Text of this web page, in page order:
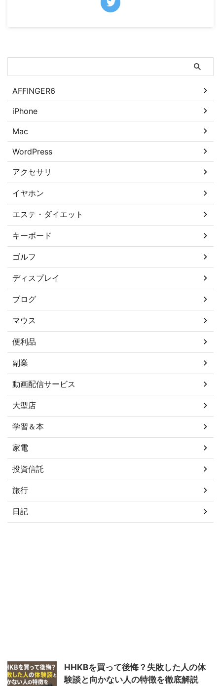
AFFINGER6
iPhone
Mac
WordPress
アクセサリ
イヤホン
エステ・ダイエット
キーボード
ゴルフ
ディスプレイ
ブログ
マウス
便利品
副業
動画配信サービス
大型店
学習＆本
家電
投資信託
旅行
日記
HHKBを買って後悔？失敗した人の体
験談と向かない人の特徴を徹底解説